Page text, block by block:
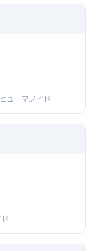
ューマノイド